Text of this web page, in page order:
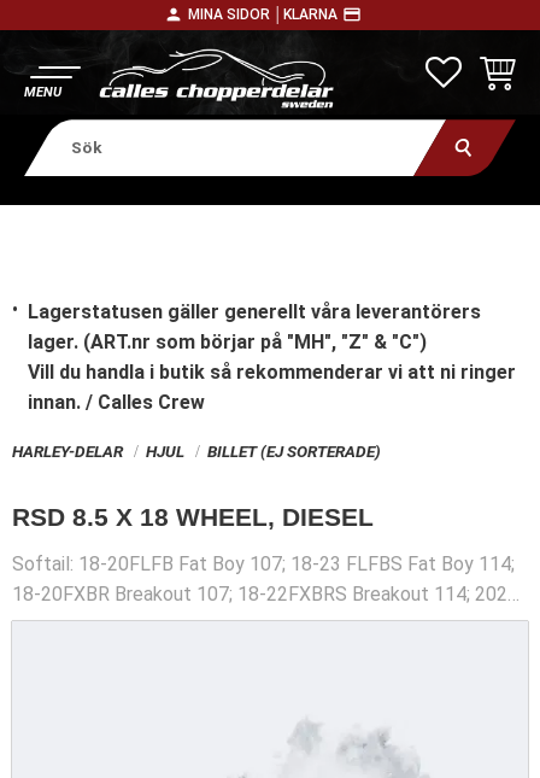
person MINA SIDOR │ KLARNA payment
Lagerstatusen gäller generellt våra leverantörers
lager. (ART.nr som börjar på "MH", "Z" & "C")
Vill du handla i butik så rekommenderar vi att ni ringer
innan. / Calles Crew
HARLEY-DELAR HJUL BILLET (EJ SORTERADE)
RSD 8.5 X 18 WHEEL, DIESEL
Softail: 18-20FLFB Fat Boy 107; 18-23 FLFBS Fat Boy 114;
18-20FXBR Breakout 107; 18-22FXBRS Breakout 114; 2023
FXBR Breakout 117; 19-20FXDRS 114